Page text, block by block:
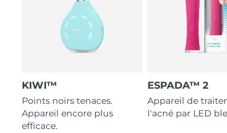
KIWI™
Points noirs tenaces.
Appareil encore plus
efficace.
ESPADA™ 2
Appareil de
l'acné par LED